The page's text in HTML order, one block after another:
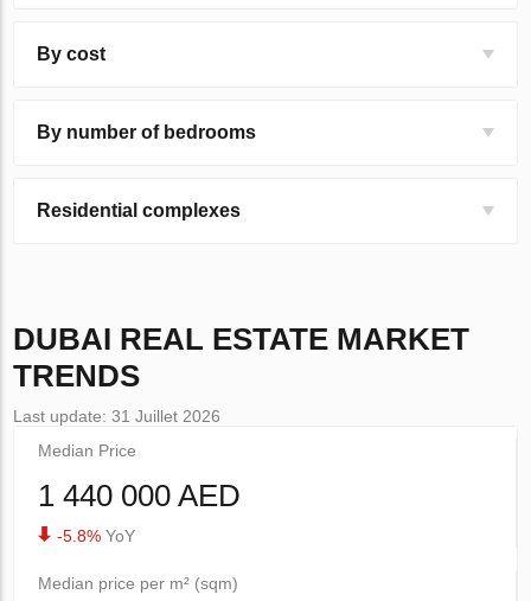
By cost
By number of bedrooms
Residential complexes
DUBAI REAL ESTATE MARKET
TRENDS
Last update: 31 Juillet 2026
Median Price
1 440 000 AED
-5.8% YoY
Median price per m² (sqm)